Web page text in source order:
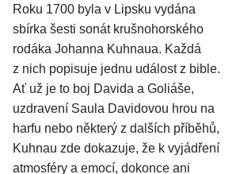
Roku 1700 byla v Lipsku vydána
sbírka šesti sonát krušnohorského
rodáka Johanna Kuhnaua. Každá
z nich popisuje jednu událost z bible.
Ať už je to boj Davida a Goliáše,
uzdravení Saula Davidovou hrou na
harfu nebo některý z dalších příběhů,
Kuhnau zde dokazuje, že k vyjádření
atmosféry a emocí, dokonce ani